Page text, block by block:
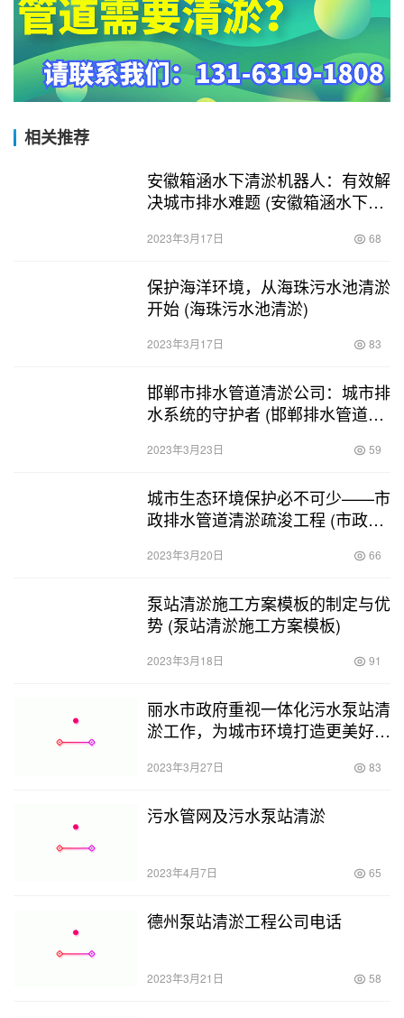
相关推荐
安徽箱涵水下清淤机器人：有效解
决城市排水难题 (安徽箱涵水下清
2023年3月17日 68
保护海洋环境，从海珠污水池清淤
开始 (海珠污水池清淤)
2023年3月17日 83
邯郸市排水管道清淤公司：城市排
水系统的守护者 (邯郸排水管道清
2023年3月23日 59
城市生态环境保护必不可少——市
政排水管道清淤疏浚工程 (市政排
2023年3月20日 66
泵站清淤施工方案模板的制定与优
势 (泵站清淤施工方案模板)
2023年3月18日 91
丽水市政府重视一体化污水泵站清
淤工作，为城市环境打造更美好未
2023年3月27日 83
污水管网及污水泵站清淤
2023年4月7日 65
德州泵站清淤工程公司电话
2023年3月21日 58